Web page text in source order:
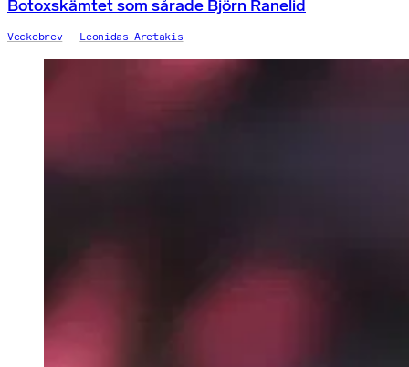
Botoxskämtet som sårade Björn Ranelid
Veckobrev Leonidas Aretakis